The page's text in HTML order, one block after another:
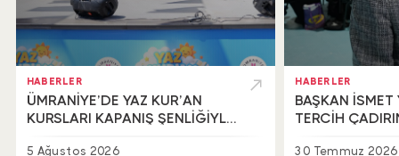
HABERLER
ÜMRANİYE’DE YAZ KUR’AN
KURSLARI KAPANIŞ ŞENLİĞİYLE
5 Ağustos 2026
HABERLER
BAŞKAN İSMET
TERCİH
30 Temmuz 2026